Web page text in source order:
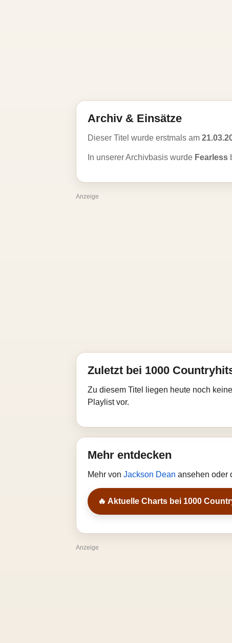
Archiv & Einsätze
Dieser Titel wurde erstmals am
In unserer Archivbasis wurde Fearless
Anzeige
Zuletzt bei 1000
Zu diesem Titel liegen heute noch
Playlist vor.
Mehr entdecken
Mehr von Jackson Dean ansehen oder
🔥 Aktuelle Charts bei 1000
Anzeige